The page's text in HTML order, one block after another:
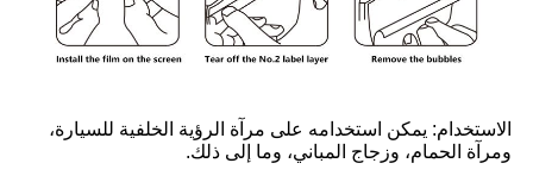
الاستخدام: يمكن استخدامه على مرآة الرؤية الخلفية للسيارة،
ومرآة الحمام، وزجاج المباني، وما إلى ذلك.